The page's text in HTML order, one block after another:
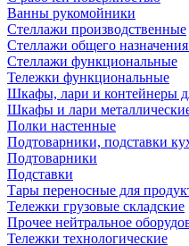
Ванны рукомойники
Стеллажи производственные
Стеллажи общего
Стеллажи функциональные
Тележки функциональные
Шкафы, лари и контейнеры
Шкафы и лари
Полки настенные
Подтоварники, подставки
Подтоварники
Подставки
Тары переносные для
Тележки грузовые складские
Прочее нейтральное
Тележки технологические